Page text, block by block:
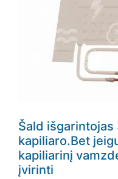
Šald
kapiliaro.Bet
kapiliarinį
įvirinti